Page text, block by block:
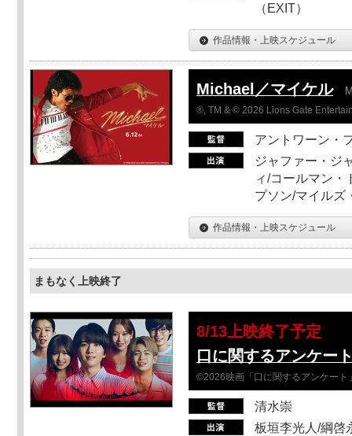
（EXIT）
作品情報・上映スケジュール
Michael／マイケル
®, TM & © 2026 Lions Gate
アントワーン・
ジャファー・ジ
ィ/コールマン・
プソン/マイルズ
作品情報・上映スケジュール
まもなく上映終了
8/13上映終了予定
口に関するアンケー
©2026映画「口に関するアンケート
清水崇
板垣李光人/綱啓